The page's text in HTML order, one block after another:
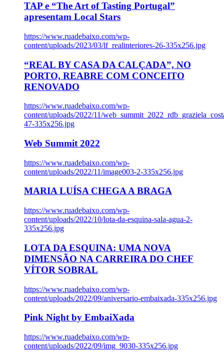
TAP e “The Art of Tasting Portugal”
apresentam Local Stars
https://www.ruadebaixo.com/wp-
content/uploads/2023/03/lf_realinteriores-26-335x256.jpg
“REAL BY CASA DA CALÇADA”, NO
PORTO, REABRE COM CONCEITO
RENOVADO
https://www.ruadebaixo.com/wp-
content/uploads/2022/11/
47-335x256.jpg
Web Summit 2022
https://www.ruadebaixo.com/wp-
content/uploads/2022/11/image003-2-335x256.jpg
MARIA LUÍSA CHEGA A BRAGA
https://www.ruadebaixo.com/wp-
content/uploads/2022/10/lota-da-esquina-sala-agua-2-
335x256.jpg
LOTA DA ESQUINA: UMA NOVA
DIMENSÃO NA CARREIRA DO CHEF
VÍTOR SOBRAL
https://www.ruadebaixo.com/wp-
content/uploads/2022/09/aniversario-embaixada-335x256.jpg
Pink Night by EmbaiXada
https://www.ruadebaixo.com/wp-
content/uploads/2022/09/img_9030-335x256.jpg